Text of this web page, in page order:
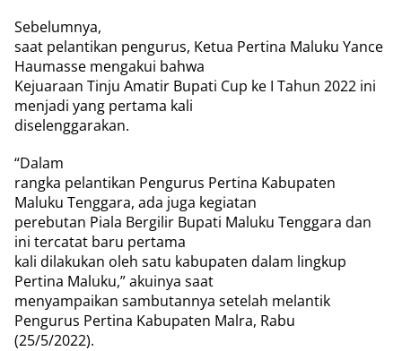
Sebelumnya,
saat pelantikan pengurus, Ketua Pertina Maluku Yance
Haumasse mengakui bahwa
Kejuaraan Tinju Amatir Bupati Cup ke I Tahun 2022 ini
menjadi yang pertama kali
diselenggarakan.
“Dalam
rangka pelantikan Pengurus Pertina Kabupaten
Maluku Tenggara, ada juga kegiatan
perebutan Piala Bergilir Bupati Maluku Tenggara dan
ini tercatat baru pertama
kali dilakukan oleh satu kabupaten dalam lingkup
Pertina Maluku,” akuinya saat
menyampaikan sambutannya setelah melantik
Pengurus Pertina Kabupaten Malra, Rabu
(25/5/2022).